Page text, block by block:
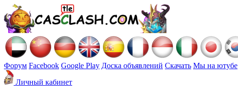
Форум Facebook Google Play Доска объявлений Скачать Мы на ютубе
Личный кабинет